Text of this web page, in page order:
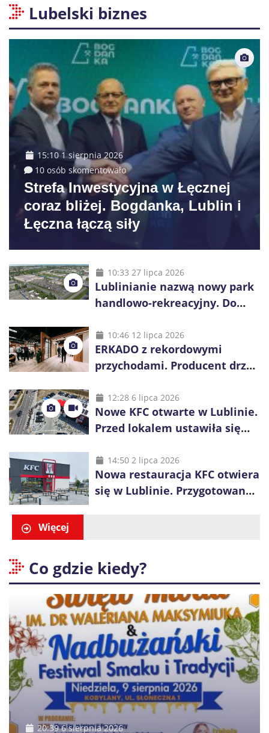
Lubelski biznes
15:10 1 sierpnia 2026
10 osób skomentowało
Strefa Inwestycyjna w Łęcznej
coraz bliżej. Bogdanka, Lublin i
Łęczna łączą siły
10:33 27 lipca 2026
Lublinianie nazwą nowy park
handlowo-rekreacyjny. Do
10:46 12 lipca 2026
ERKADO z rekordowymi
przychodami. Producent drzwi
inwestycje
12:28 6 lipca 2026
Nowe KFC otwarte w Lublinie.
Przed lokalem ustawiła się
14:50 2 lipca 2026
Nowa restauracja KFC otwiera
się w Lublinie. Przygotowano
Więcej
Co gdzie kiedy?
20:39 6 sierpnia 2026